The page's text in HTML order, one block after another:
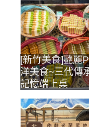
[新竹美食]艷麗
洋美食~三代傳
記憶端上桌